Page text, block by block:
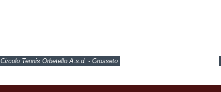
Circolo Tennis Orbetello A.s.d. - Grosseto